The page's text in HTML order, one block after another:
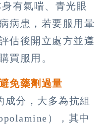
有氣喘、青光眼
病患，若要服用暈
估後開立處方並遵
買服用。
免藥劑過量
分，大多為抗組
），其中